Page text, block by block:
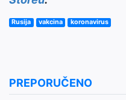
Rusija vakcina koronavirus
PREPORUČENO